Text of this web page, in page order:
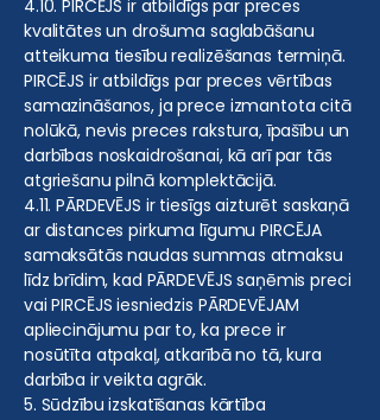
4.10. PIRCĒJS ir atbildīgs par preces
kvalitātes un drošuma saglabāšanu
atteikuma tiesību realizēšanas termiņā.
PIRCĒJS ir atbildīgs par preces vērtības
samazināšanos, ja prece izmantota citā
nolūkā, nevis preces rakstura, īpašību un
darbības noskaidrošanai, kā arī par tās
atgriešanu pilnā komplektācijā.
4.11. PĀRDEVĒJS ir tiesīgs aizturēt saskaņā
ar distances pirkuma līgumu PIRCĒJA
samaksātās naudas summas atmaksu
līdz brīdim, kad PĀRDEVĒJS saņēmis preci
vai PIRCĒJS iesniedzis PĀRDEVĒJAM
apliecinājumu par to, ka prece ir
nosūtīta atpakaļ, atkarībā no tā, kura
darbība ir veikta agrāk.
5. Sūdzību izskatīšanas kārtība